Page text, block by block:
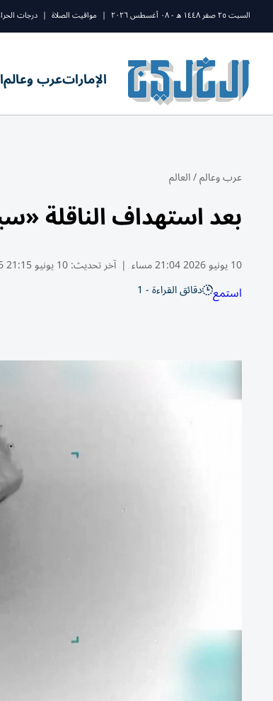
السبت ٢٥ صفر ١٤٤٨ ه - ٠٨ أغسطس ٢٠٢٦ | مواقيت الصلاة | درجات
الإماراتعرب وعالم
عرب وعالم/العالم
بعد استهداف الناقلة
10 يونيو 2026 21:04 مساء | آخر تحديث:10 يونيو 21:15 2026
استمع دقائق القراءة - 1